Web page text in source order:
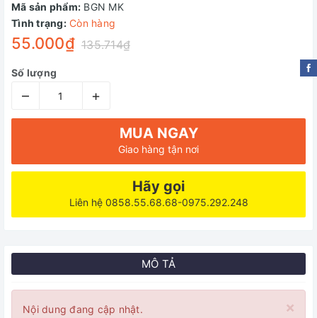
Mã sản phẩm: BGN MK
Tình trạng: Còn hàng
55.000₫ 135.714₫
Số lượng
– +
MUA NGAY
Giao hàng tận nơi
Hãy gọi
Liên hệ 0858.55.68.68-0975.292.248
MÔ TẢ
×
Nội dung đang cập nhật.